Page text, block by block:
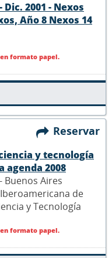
Dic. 2001 - Nexos
Año 8 Nexos 14
formato papel.
Reservar
y tecnología
agenda 2008
Buenos Aires
de
y Tecnología
formato papel.